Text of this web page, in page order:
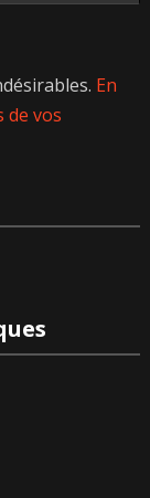
En
de vos